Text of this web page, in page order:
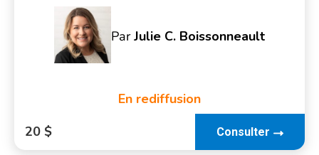
ParJulie C. Boissonneault
En rediffusion
20 $
Consulter